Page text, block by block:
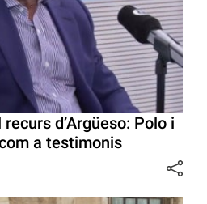
d’Argüeso: Polo i
a testimonis